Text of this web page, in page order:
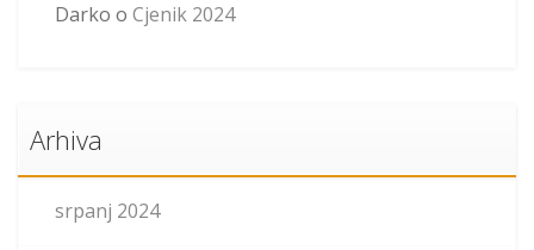
Darko o Cjenik 2024
Arhiva
srpanj 2024